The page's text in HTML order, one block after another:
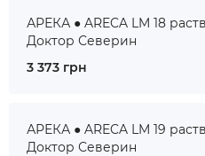
АРЕКА ● ARECA LM 18
Доктор Северин
3 373 грн
АРЕКА ● ARECA LM 19
Доктор Северин